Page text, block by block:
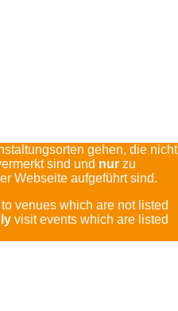
gehen, die nicht
sind und nur zu
Webseite aufgeführt sind.
venues which are not listed
visit events which are listed